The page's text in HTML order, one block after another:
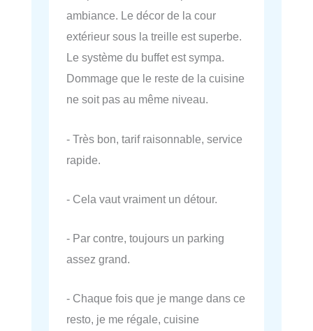
ambiance. Le décor de la cour
extérieur sous la treille est superbe.
Le système du buffet est sympa.
Dommage que le reste de la cuisine
ne soit pas au même niveau.
- Très bon, tarif raisonnable, service
rapide.
- Cela vaut vraiment un détour.
- Par contre, toujours un parking
assez grand.
- Chaque fois que je mange dans ce
resto, je me régale, cuisine